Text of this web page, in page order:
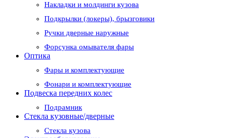
Накладки и молдинги кузова
Подкрылки (локеры), брызговики
Ручки дверные наружные
Форсунка омывателя фары
Оптика
Фары и комплектующие
Фонари и комплектующие
Подвеска передних колес
Подрамник
Стекла кузовные/дверные
Стекла кузова